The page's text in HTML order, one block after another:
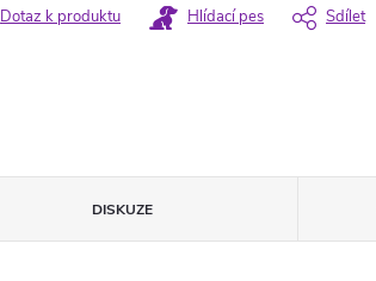
Dotaz k produktu Hlídací pes Sdílet
DISKUZE